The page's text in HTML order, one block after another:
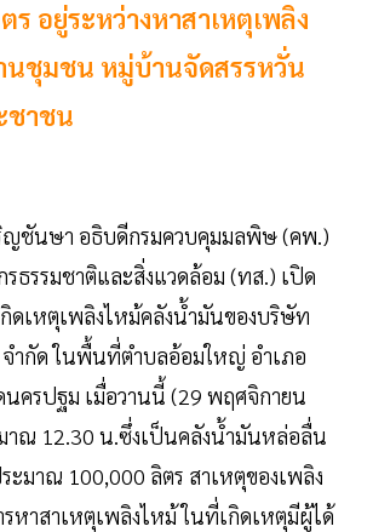
ร อยู่ระหว่างหาสาเหตุเพลิง
นชุมชน หมู่บ้านจัดสรรหวั่น
ชาชน
ญชันษา อธิบดีกรมควบคุมมลพิษ (คพ.)
รธรรมชาติและสิ่งแวดล้อม (ทส.) เปิด
ดเหตุเพลิงไหม้คลังน้ำมันของบริษัท
จำกัด ในพื้นที่ตำบลอ้อมใหญ่ อำเภอ
นครปฐม เมื่อวานนี้ (29 พฤศจิกายน
าณ 12.30 น.ซึ่งเป็นคลังน้ำมันหล่อลื่น
มาณ 100,000 ลิตร สาเหตุของเพลิง
รหาสาเหตุเพลิงไหม้ ในที่เกิดเหตุมีผู้ได้